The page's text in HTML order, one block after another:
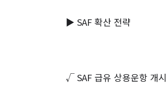
▶ SAF확산 전략
√SAF 급유 상용운항 개시